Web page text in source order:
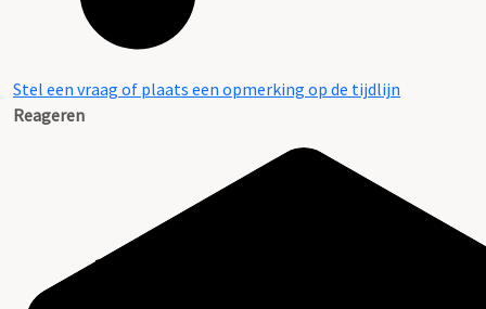
Stel een vraag of plaats een opmerking op de tijdlijn
Reageren